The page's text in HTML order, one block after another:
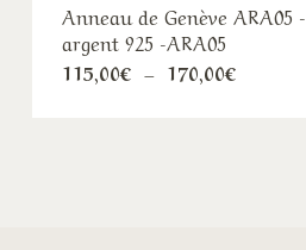
Anneau de Genève ARA05 -
argent 925 -ARA05
115,00€ – 170,00€Plage
de